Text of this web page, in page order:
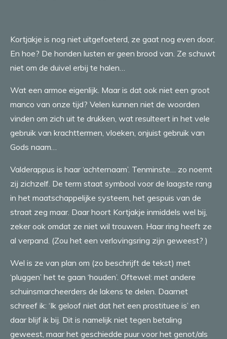
Kortjakje is nog niet uitgefoeterd, ze gaat nog even door.
En hoe? De honden lusten er geen brood van. Ze schuwt
niet om de duivel erbij te halen…
Wat een armoe eigenlijk. Maar is dat ook niet een groot
manco van onze tijd? Velen kunnen niet de woorden
vinden om zich uit te drukken, wat resulteert in het vele
gebruik van krachttermen, vloeken, onjuist gebruik van
Gods naam…
Valderappus is haar ‘achternaam’. Tenminste… zo noemt
zij zichzelf. De term staat symbool voor de laagste rang
in het maatschappelijke systeem, het gespuis van de
straat zeg maar. Daar hoort Kortjakje inmiddels wel bij,
zeker ook omdat ze niet wil trouwen. Haar ring heeft ze
al verpand. (Zou het een verlovingsring zijn geweest? )
Wel is ze van plan om (zo beschrijft de tekst) met
‘pluggen’ het te gaan ‘houden’. Oftewel: met andere
schuinsmarcheerders de lakens te delen. Daarnet
schreef ik: ‘Ik geloof niet dat het een prostituee is’ en
daar blijf ik bij. Dit is namelijk niet tegen betaling
geweest, maar het geschiedde puur voor het genot/als